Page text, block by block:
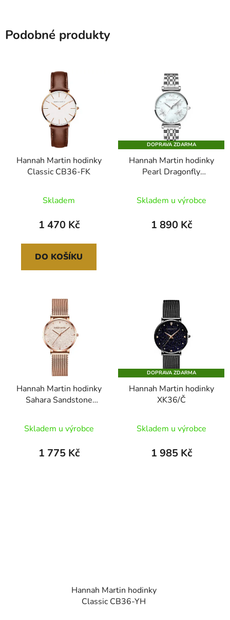
Podobné produkty
Hannah Martin hodinky
Classic CB36-FK
Skladem
1 470 Kč
DO KOŠÍKU
DOPRAVA ZDARMA
Hannah Martin hodinky
Pearl Dragonfly
Skladem u výrobce
1 890 Kč
Hannah Martin hodinky
Sahara Sandstone
hodnocení
produktu
Skladem u výrobce
1 775 Kč
DOPRAVA ZDARMA
Hannah Martin hodinky
XK36/Č
Skladem u výrobce
1 985 Kč
Hannah Martin hodinky
Classic CB36-YH